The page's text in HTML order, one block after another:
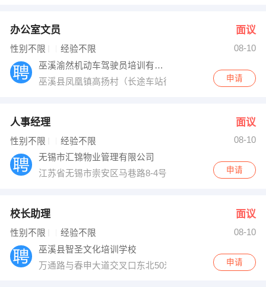
办公室文员 面议
性别不限 经验不限
08-10
巫溪渝然机动车驾驶员培训有限公司
巫溪县凤凰镇高扬村（长途车站往凤凰方向1公里处）
申请
人事经理 面议
性别不限 经验不限
08-10
无锡市汇锦物业管理有限公司
江苏省无锡市崇安区马巷路8-4号
申请
校长助理 面议
性别不限 经验不限
08-10
巫溪县智圣文化培训学校
万通路与春申大道交叉口东北50米
申请